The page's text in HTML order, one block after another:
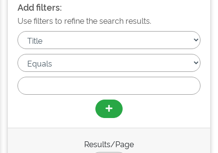
Add filters:
Use filters to refine the search results.
Results/Page